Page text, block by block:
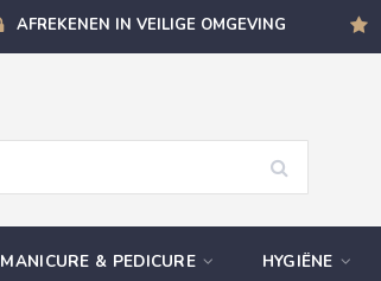
AFREKENEN IN VEILIGE OMGEVING
MANICURE & PEDICURE HYGIËNE